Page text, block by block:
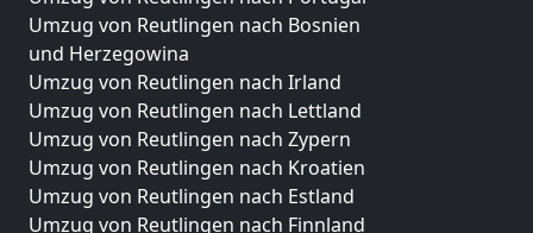
Umzug von Reutlingen nach Bosnien
und Herzegowina
Umzug von Reutlingen nach Irland
Umzug von Reutlingen nach Lettland
Umzug von Reutlingen nach Zypern
Umzug von Reutlingen nach Kroatien
Umzug von Reutlingen nach Estland
Umzug von Reutlingen nach Finnland